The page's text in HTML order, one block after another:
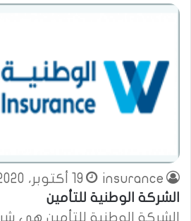
insurance 19 أكتوبر، 2020
الشركة الوطنية للتأمين
الشركة الوطنية للتأمين هي